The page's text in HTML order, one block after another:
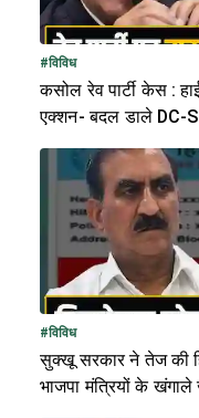
#विविध
कसोल रेव पार्टी केस :
एक्शन- बदल डाले DC-
#विविध
सुक्खू सरकार ने तेज की
भाजपा मंत्रियों के खंगाले